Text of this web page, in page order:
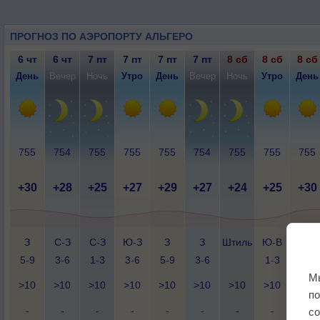
ПРОГНОЗ ПО АЭРОПОРТУ АЛЬГЕРО
6 чт 6 чт 7 пт 7 пт 7 пт 7 пт 8 сб 8 сб 8 сб
День Вечер Ночь Утро День Вечер Ночь Утро День
755 754 755 755 755 754 755 755 755
+30 +28 +25 +27 +29 +27 +24 +25 +30
З
5-9
С-З
3-6
С-З
1-3
Ю-З
3-6
З
5-9
З
3-6
Штиль
Ю-В
1-3
>10 >10 >10 >10 >10 >10 >10 >10 >10
- - - - - - - - -